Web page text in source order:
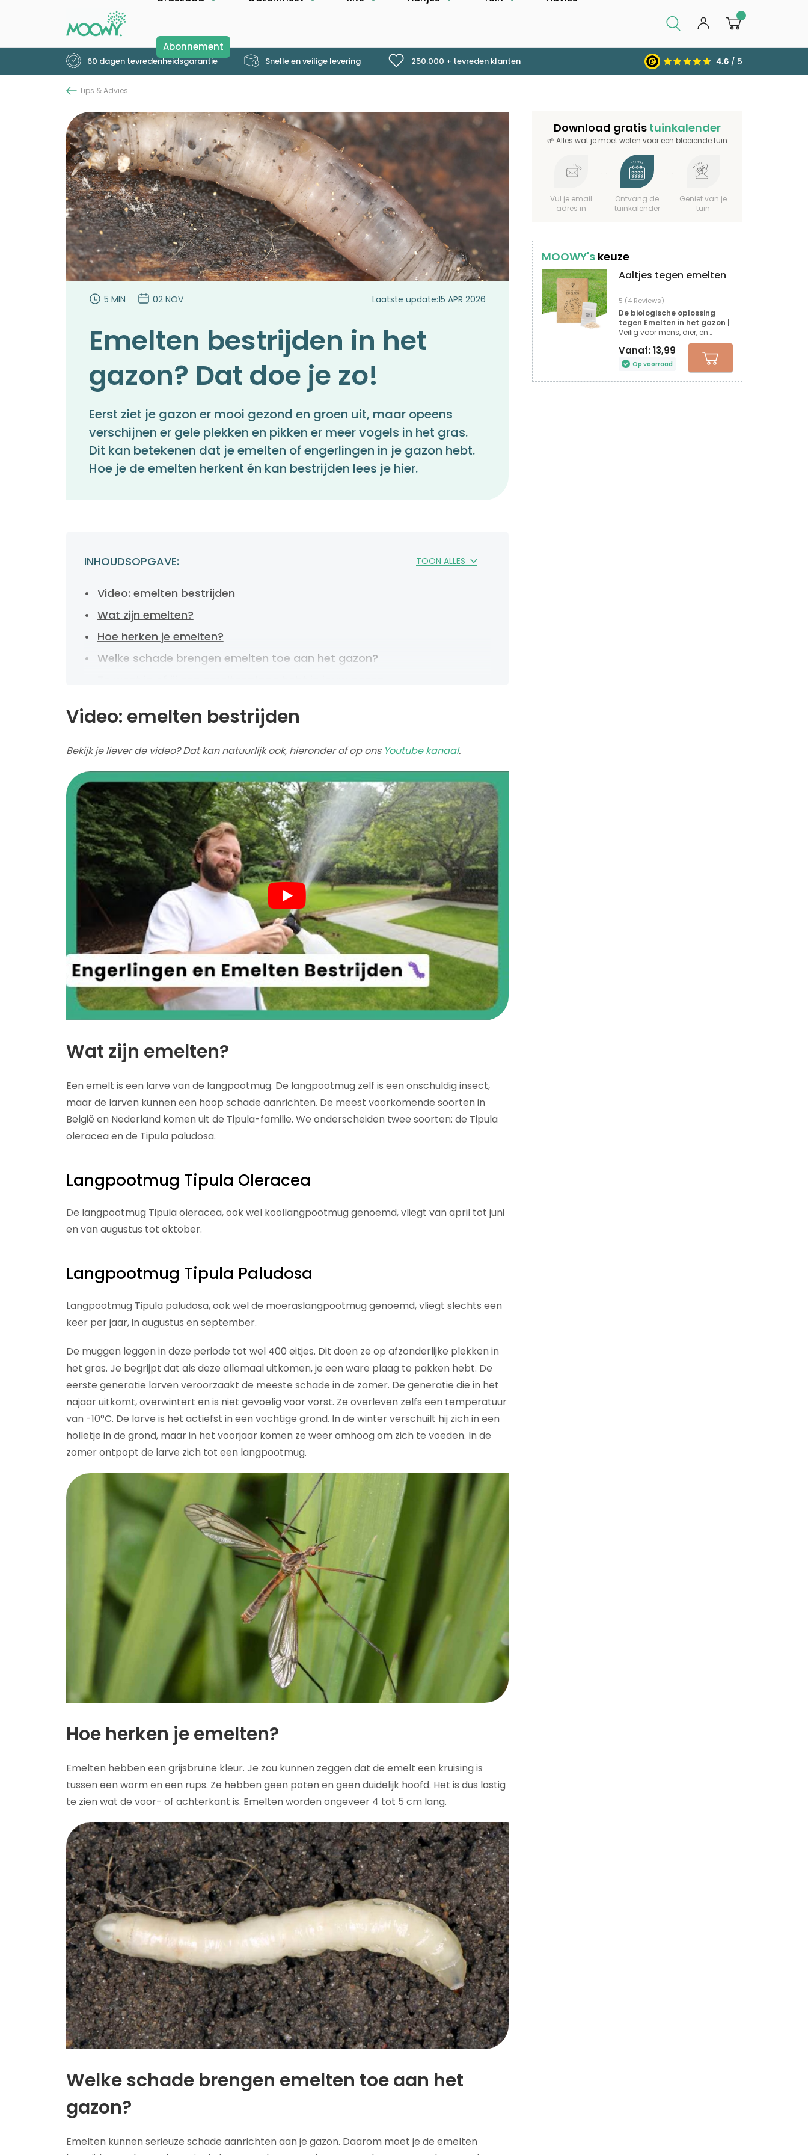
Abonnement
0
60 dagen tevredenheidsgarantie Snelle en veilige levering 250.000 + tevreden klanten
Tips & Advies
5 MIN 02 NOV Laatste update:15 APR 2026
Emelten bestrijden in het
gazon? Dat doe je zo!
Eerst ziet je gazon er mooi gezond en groen uit, maar opeens
verschijnen er gele plekken en pikken er meer vogels in het gras.
Dit kan betekenen dat je emelten of engerlingen in je gazon hebt.
Hoe je de emelten herkent én kan bestrijden lees je hier.
Download gratis tuinkalender
🌱 Alles wat je moet weten voor een bloeiende tuin
Vul je email
adres in
Ontvang de
tuinkalender
Geniet van je
tuin
MOOWY'skeuze
5 (4 Reviews)
Aaltjes tegen emelten
De biologische oplossing
tegen Emelten in het gazon |
Veilig voor mens, dier, en
nuttige insecten | Geschikt voor
alle tuinen
Vanaf: 13,99
Op voorraad
INHOUDSOPGAVE: TOON ALLES
Video: emelten bestrijden
Wat zijn emelten?
Hoe herken je emelten?
Welke schade brengen emelten toe aan het gazon?
Wanneer bestrijd je emelten het best?
Biologische bestrijding van emelten met aaltjes
Kale plekken in het gazon herstellen na emelten bestrijden
Verwar emelten niet met engerlingen!
Meer over tuinonderhoud?
Video: emelten bestrijden
Bekijk je liever de video? Dat kan natuurlijk ook, hieronder of op ons Youtube kanaal.
Wat zijn emelten?
Een emelt is een larve van de langpootmug. De langpootmug zelf is een onschuldig insect,
maar de larven kunnen een hoop schade aanrichten. De meest voorkomende soorten in
België en Nederland komen uit de Tipula-familie. We onderscheiden twee soorten: de Tipula
oleracea en de Tipula paludosa.
Langpootmug Tipula Oleracea
De langpootmug Tipula oleracea, ook wel koollangpootmug genoemd, vliegt van april tot juni
en van augustus tot oktober.
Langpootmug Tipula Paludosa
Langpootmug Tipula paludosa, ook wel de moeraslangpootmug genoemd, vliegt slechts een
keer per jaar, in augustus en september.
De muggen leggen in deze periode tot wel 400 eitjes. Dit doen ze op afzonderlijke plekken in
het gras. Je begrijpt dat als deze allemaal uitkomen, je een ware plaag te pakken hebt. De
eerste generatie larven veroorzaakt de meeste schade in de zomer. De generatie die in het
najaar uitkomt, overwintert en is niet gevoelig voor vorst. Ze overleven zelfs een temperatuur
van -10°C. De larve is het actiefst in een vochtige grond. In de winter verschuilt hij zich in een
holletje in de grond, maar in het voorjaar komen ze weer omhoog om zich te voeden. In de
zomer ontpopt de larve zich tot een langpootmug.
Hoe herken je emelten?
Emelten hebben een grijsbruine kleur. Je zou kunnen zeggen dat de emelt een kruising is
tussen een worm en een rups. Ze hebben geen poten en geen duidelijk hoofd. Het is dus lastig
te zien wat de voor- of achterkant is. Emelten worden ongeveer 4 tot 5 cm lang.
Welke schade brengen emelten toe aan het
gazon?
Emelten kunnen serieuze schade aanrichten aan je gazon. Daarom moet je de emelten